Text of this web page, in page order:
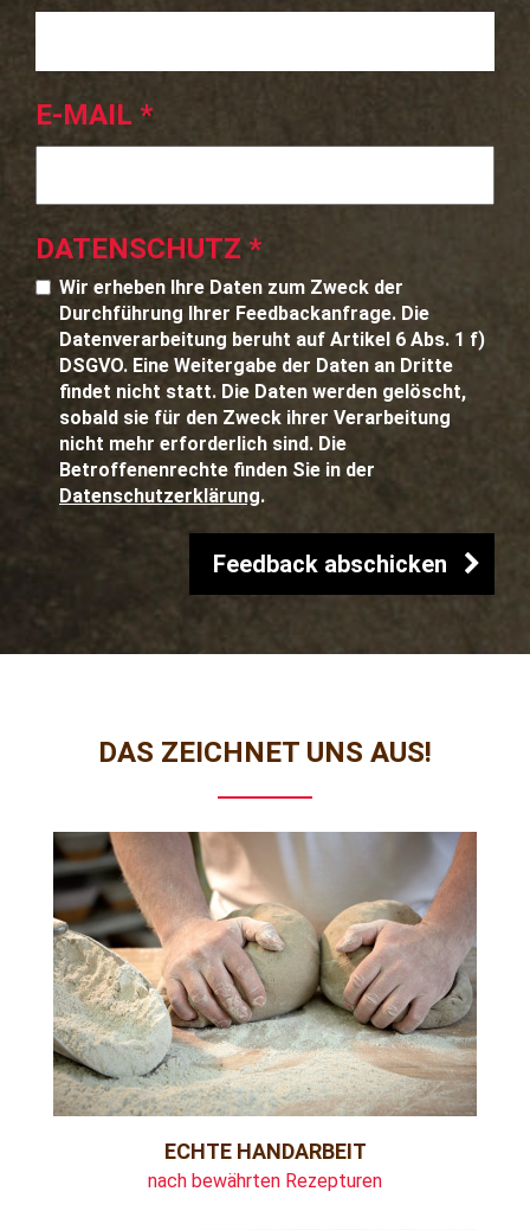
E-MAIL *
DATENSCHUTZ *
Wir erheben Ihre Daten zum Zweck der
Durchführung Ihrer Feedbackanfrage. Die
Datenverarbeitung beruht auf Artikel 6 Abs. 1 f)
DSGVO. Eine Weitergabe der Daten an Dritte
findet nicht statt. Die Daten werden gelöscht,
sobald sie für den Zweck ihrer Verarbeitung
nicht mehr erforderlich sind. Die
Betroffenenrechte finden Sie in der
Datenschutzerklärung.
DAS ZEICHNET UNS AUS!
ECHTE HANDARBEIT
nach bewährten Rezepturen